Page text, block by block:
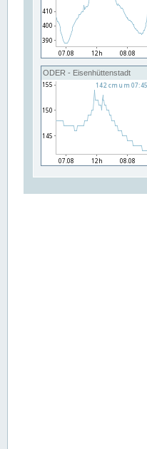
ODER - Eisenhüttenstadt